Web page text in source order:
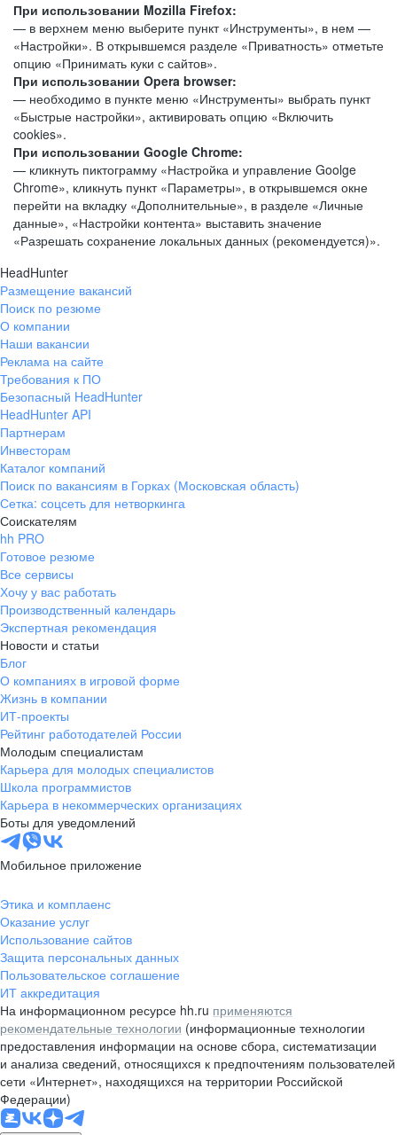
При использовании Mozilla Firefox:
— в верхнем меню выберите пункт «Инструменты», в нем —
«Настройки». В открывшемся разделе «Приватность» отметьте
опцию «Принимать куки с сайтов».
При использовании Opera browser:
— необходимо в пункте меню «Инструменты» выбрать пункт
«Быстрые настройки», активировать опцию «Включить
cookies».
При использовании Google Chrome:
— кликнуть пиктограмму «Настройка и управление Goolge
Chrome», кликнуть пункт «Параметры», в открывшемся окне
перейти на вкладку «Дополнительные», в разделе «Личные
данные», «Настройки контента» выставить значение
«Разрешать сохранение локальных данных (рекомендуется)».
HeadHunter
Размещение вакансий
Поиск по резюме
О компании
Наши вакансии
Реклама на сайте
Требования к ПО
Безопасный HeadHunter
HeadHunter API
Партнерам
Инвесторам
Каталог компаний
Поиск по вакансиям в Горках (Московская область)
Сетка: соцсеть для нетворкинга
Соискателям
hh PRO
Готовое резюме
Все сервисы
Хочу у вас работать
Производственный календарь
Экспертная рекомендация
Новости и статьи
Блог
О компаниях в игровой форме
Жизнь в компании
ИТ-проекты
Рейтинг работодателей России
Молодым специалистам
Карьера для молодых специалистов
Школа программистов
Карьера в некоммерческих организациях
Боты для уведомлений
Мобильное приложение
Этика и комплаенс
Оказание услуг
Использование сайтов
Защита персональных данных
Пользовательское соглашение
ИТ аккредитация
На информационном ресурсе hh.ru применяются
рекомендательные технологии (информационные технологии
предоставления информации на основе сбора, систематизации
и анализа сведений, относящихся к предпочтениям пользователей
сети «Интернет», находящихся на территории Российской
Федерации)